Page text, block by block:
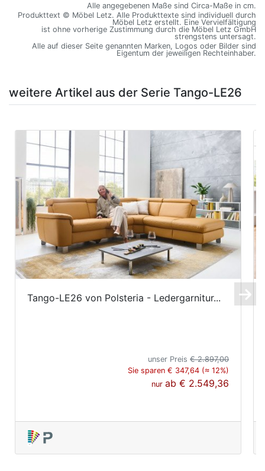
Alle angegebenen Maße sind Circa-Maße in cm.
Produkttext © Möbel Letz. Alle Produkttexte sind individuell durch
Möbel Letz erstellt. Eine Vervielfältigung
ist ohne vorherige Zustimmung durch die Möbel Letz GmbH
strengstens untersagt.
Alle auf dieser Seite genannten Marken, Logos oder Bilder sind
Eigentum der jeweiligen Rechteinhaber.
weitere Artikel aus der Serie Tango-LE26
Tango-LE26 von Polsteria - Ledergarnitur...
unser Preis€ 2.897,00
Sie sparen € 347,64 (≈ 12%)
nurab€ 2.549,36